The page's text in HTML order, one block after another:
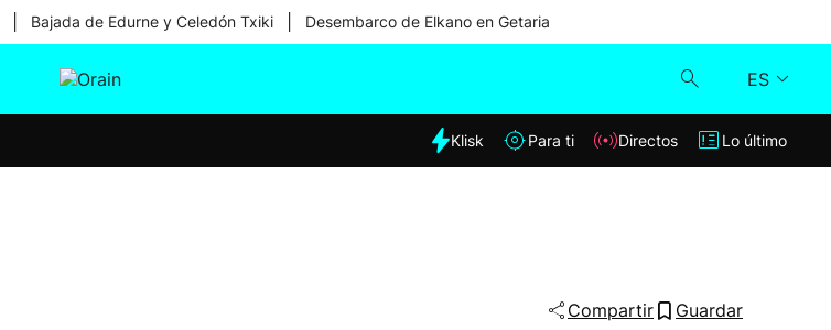
Bajada de Edurne y Celedón Txiki Desembarco de Elkano en Getaria
ES
Klisk
Klisk Para ti Directos Lo último
Compartir Guardar